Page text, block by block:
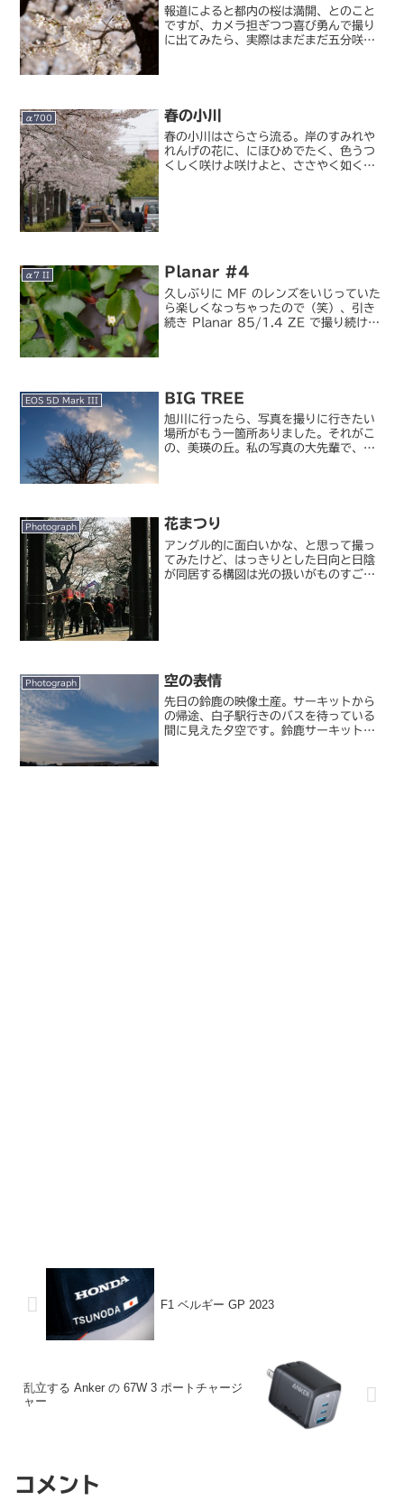
報道によると都内の桜は満開、とのこと
ですが、カメラ担ぎつつ喜び勇んで撮り
に出てみたら、実際はまだまだ五分咲き
α700 春の小川
春の小川はさらさら流る。岸のすみれや
れんげの花に、にほひめでたく、色うつ
くしく咲けよ咲けよと、ささやく如く。
α7 II Planar #4
久しぶりに MF のレンズをいじっていた
ら楽しくなっちゃったので（笑）、引き
続き Planar 85/1.4 ZE で撮り続けて
EOS 5D Mark III BIG TREE
旭川に行ったら、写真を撮りに行きたい
場所がもう一箇所ありました。それがこ
の、美瑛の丘。私の写真の大先輩で、毎
Photograph 花まつり
アングル的に面白いかな、と思って撮っ
てみたけど、はっきりとした日向と日陰
が同居する構図は光の扱いがものすごく
Photograph 空の表情
先日の鈴鹿の映像土産。サーキットから
の帰途、白子駅行きのバスを待っている
間に見えた夕空です。鈴鹿サーキットは
F1 ベルギー GP 2023
乱立する Anker の 67W 3 ポートチャージ
ャー
コメント